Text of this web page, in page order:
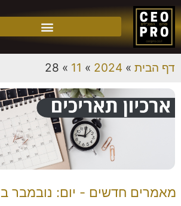
דף הבית »
2024
»
11
»
מאמרים חדשים - יום: נובמבר ב28, 2024